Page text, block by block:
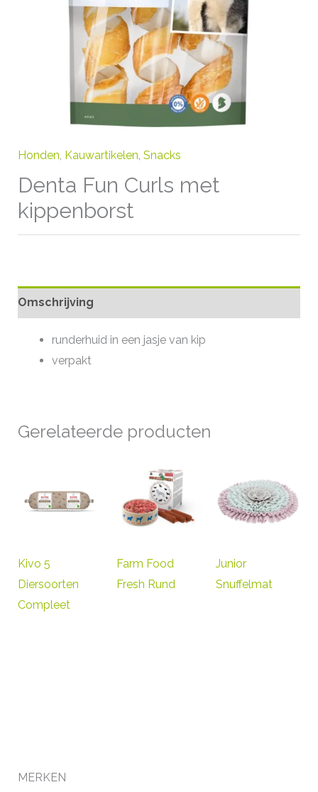
Honden, Kauwartikelen, Snacks
Denta Fun Curls met
kippenborst
Omschrijving
runderhuid in een jasje van kip
verpakt
Gerelateerde producten
Kivo 5
Diersoorten
Compleet
Farm Food
Fresh Rund
Junior
Snuffelmat
MERKEN